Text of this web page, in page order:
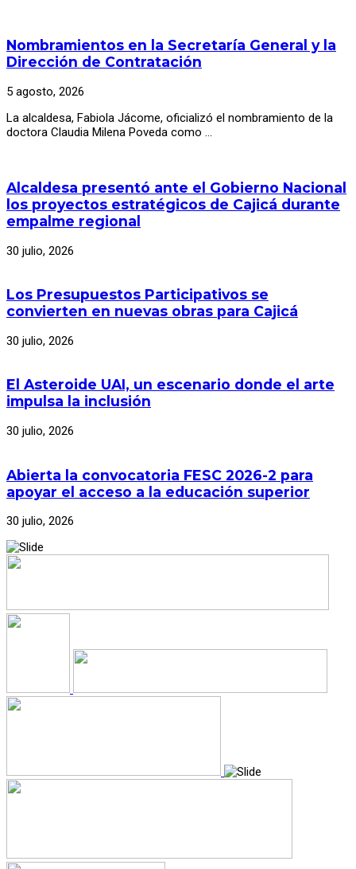
Nombramientos en la Secretaría General y la
Dirección de Contratación
5 agosto, 2026
La alcaldesa, Fabiola Jácome, oficializó el nombramiento de la
doctora Claudia Milena Poveda como …
Alcaldesa presentó ante el Gobierno Nacional
los proyectos estratégicos de Cajicá durante
empalme regional
30 julio, 2026
Los Presupuestos Participativos se
convierten en nuevas obras para Cajicá
30 julio, 2026
El Asteroide UAI, un escenario donde el arte
impulsa la inclusión
30 julio, 2026
Abierta la convocatoria FESC 2026-2 para
apoyar el acceso a la educación superior
30 julio, 2026